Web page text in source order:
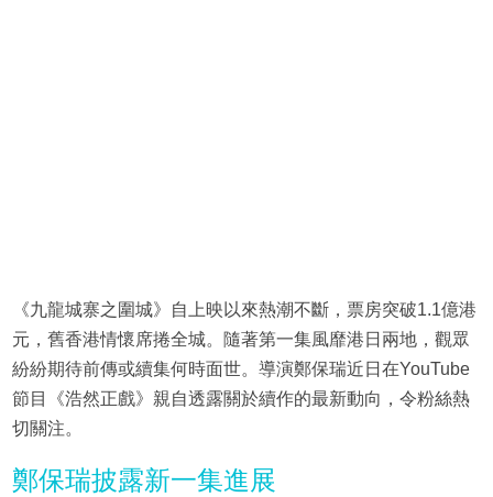
《九龍城寨之圍城》自上映以來熱潮不斷，票房突破1.1億港
元，舊香港情懷席捲全城。隨著第一集風靡港日兩地，觀眾
紛紛期待前傳或續集何時面世。導演鄭保瑞近日在YouTube
節目《浩然正戲》親自透露關於續作的最新動向，令粉絲熱
切關注。
鄭保瑞披露新一集進展